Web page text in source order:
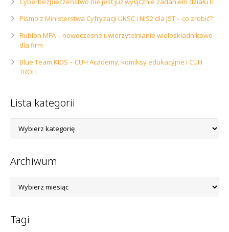
Pismo z Ministerstwa Cyfryzacji UKSC i NIS2 dla JST – co zrobić?
Rublon MFA – nowoczesne uwierzytelnianie wieloskładnikowe
dla firm
Blue Team KIDS – CUH Academy, komiksy edukacyjne i CUH
TROLL
Lista kategorii
kategorii
Archiwum
Tagi